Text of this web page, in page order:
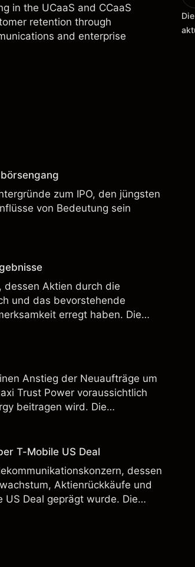
in the UCaaS and CCaaS
retention through
and enterprise
zum IPO, den jüngsten
von Bedeutung sein
dessen Aktien durch die
und das bevorstehende
erregt haben. Die
kein verlässlicher Indikator für
Anstieg der Neuaufträge um
Trust Power voraussichtlich
beitragen wird. Die
kein verlässlicher Indikator für
T-Mobile US Deal
dessen
Aktienrückkäufe und
Deal geprägt wurde. Die
kein verlässlicher Indikator für